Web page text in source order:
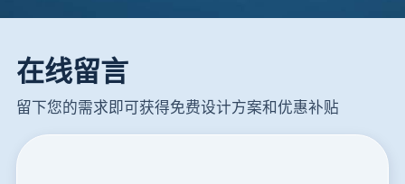
在线留言
留下您的需求即可获得免费设计方案和优惠补贴